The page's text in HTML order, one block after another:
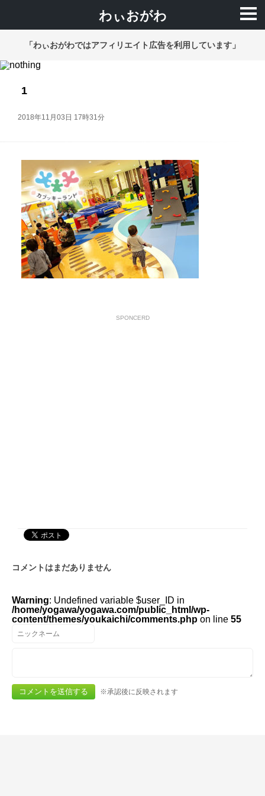
わぃおがわ
「わぃおがわではアフィリエイト広告を利用しています」
1
2018年11月03日 17時31分
SPONCERD
コメントはまだありません
Warning: Undefined variable $user_ID in
/home/yogawa/yogawa.com/public_html/wp-
content/themes/youkaichi/comments.php on line 55
※承認後に反映されます